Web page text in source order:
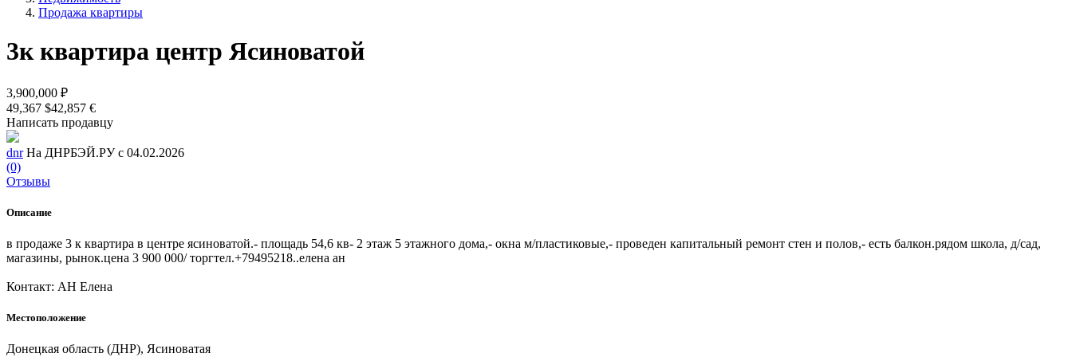
Продажа квартиры
3к квартира центр Ясиноватой
3,900,000 ₽
49,367 $42,857 €
Написать продавцу
dnr На ДНРБЭЙ.РУ с 04.02.2026
(0)
Отзывы
Описание
в продаже 3 к квартира в центре ясиноватой.- площадь 54,6 кв- 2 этаж 5 этажного дома,- окна м/пластиковые,- проведен капитальный ремонт стен и полов,- есть балкон.рядом школа, д/сад,
магазины, рынок.цена 3 900 000/ торгтел.+79495218..елена ан
Контакт: АН Елена
Местоположение
Донецкая область (ДНР), Ясиноватая